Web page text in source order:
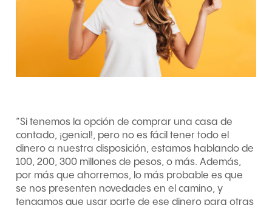
“Si tenemos la opción de comprar una casa de
contado, ¡genial!, pero no es fácil tener todo el
dinero a nuestra disposición, estamos hablando de
100, 200, 300 millones de pesos, o más. Además,
por más que ahorremos, lo más probable es que
se nos presenten novedades en el camino, y
tengamos que usar parte de ese dinero para otras